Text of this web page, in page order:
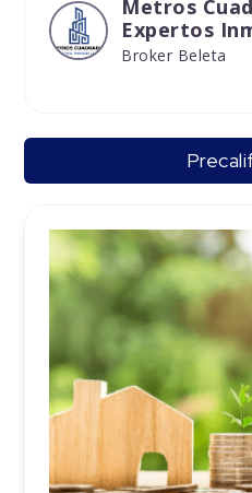
Metros
Expertos
Broker Beleta